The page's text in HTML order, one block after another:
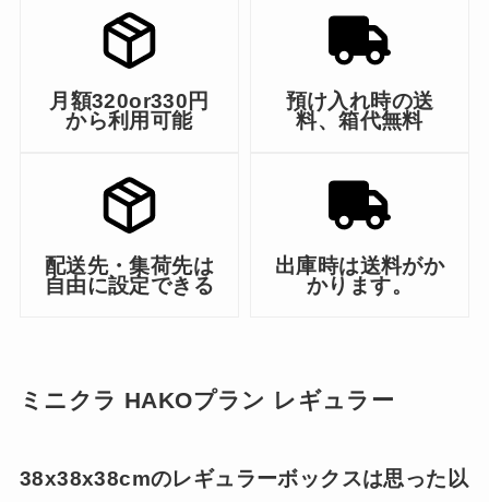
月額320or330円
から利用可能
預け入れ時の送
料、箱代無料
配送先・集荷先は
自由に設定できる
出庫時は送料がか
かります。
ミニクラ HAKOプラン レギュラー
38x38x38cmのレギュラーボックスは思った以